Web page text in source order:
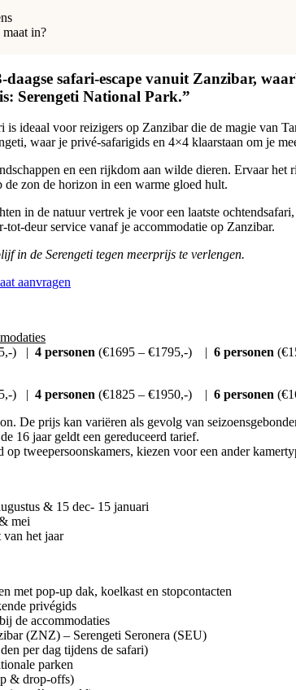
in?
daagse safari-escape vanuit Zanzibar,
Serengeti National Park.”
ideaal voor reizigers op Zanzibar die de magie van
waar je privé-safarigids en 4×4 klaarstaan om je
en een rijkdom aan wilde dieren. Ervaar
de zon de horizon in een warme gloed hult.
in de natuur vertrek je voor een laatste
tot-deur service vanaf je accommodatie op Zanzibar.
in de Serengeti tegen meerprijs te verlengen.
aanvragen
) | 4 personen (€1695 – €1795,-) | 6 personen
) | 4 personen (€1825 – €1950,-) | 6 personen
De prijs kan variëren als gevolg van
16 jaar geldt een gereduceerd tarief.
op tweepersoonskamers, kiezen voor een ander
& 15 dec- 15 januari
mei
van het jaar
met pop-up dak, koelkast en stopcontacten
privégids
de accommodaties
(ZNZ) – Serengeti Seronera (SEU)
per dag tijdens de safari)
parken
& drop-offs)